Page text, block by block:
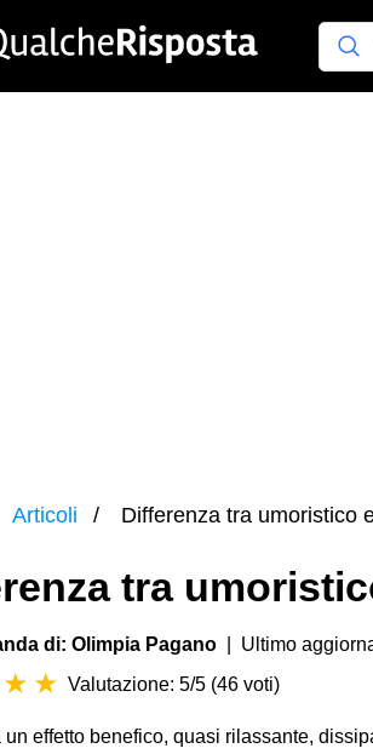
Articoli Differenza tra umoristico
tra
di: Olimpia Pagano | Ultimo
Valutazione: 5/5 (46 voti)
un effetto benefico, quasi rilassante,